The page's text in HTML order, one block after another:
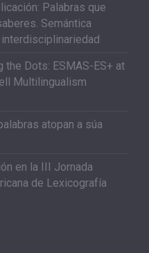
Palabras que
Semántica
the Dots: ESMAS-ES+ at
Multilingualism
atopan a súa
en la III Jornada
de Lexicografía